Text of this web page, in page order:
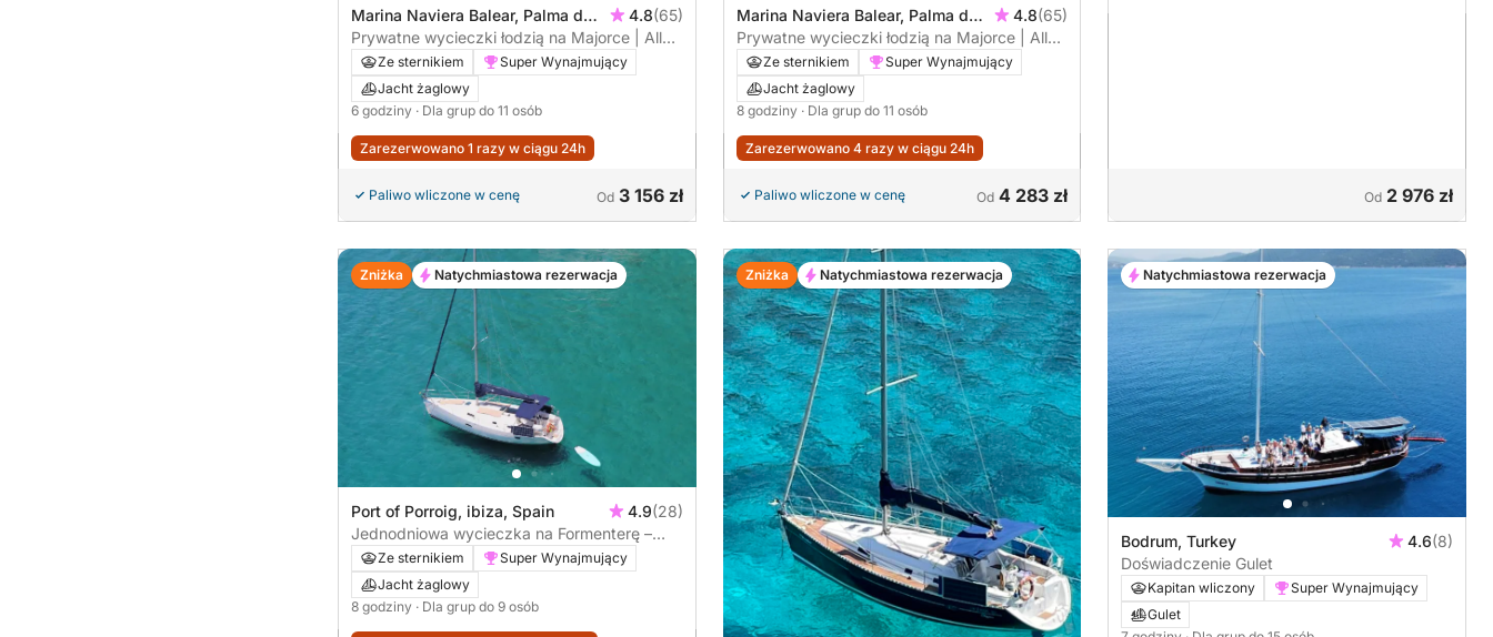
Marina Naviera Balear, Palma de
Mallorca, Hiszpania
4.8(65)
Prywatne wycieczki łodzią na Majorce | All
inclusive i zabawki wodne – Rozszerzona 6-
godzinna wycieczka (K6)
Ze sternikiem
Super Wynajmujący
Jacht żaglowy
6 godziny · Dla grup do 11 osób
Zarezerwowano 1 razy w ciągu 24h
Paliwo wliczone w cenę Od 3 156 zł
Marina Naviera Balear, Palma de
Mallorca, Hiszpania
4.8(65)
Prywatne wycieczki łodzią na Majorce | All
Inclusive i zabawki wodne – 8-godzinna,
całodniowa wycieczka (K8)
Ze sternikiem
Super Wynajmujący
Jacht żaglowy
8 godziny · Dla grup do 11 osób
Zarezerwowano 4 razy w ciągu 24h
Paliwo wliczone w cenę Od 4 283 zł Od 2 976 zł
Port of Porroig, ibiza, Spain 4.9(28)
Jednodniowa wycieczka na Formenterę –
odkryj najlepsze miejsca
Ze sternikiem
Super Wynajmujący
Jacht żaglowy
8 godziny · Dla grup do 9 osób
Zniżka Natychmiastowa rezerwacja Zniżka Natychmiastowa rezerwacja
Bodrum, Turkey 4.6(8)
Doświadczenie Gulet
Kapitan wliczony
Super Wynajmujący
Gulet
Natychmiastowa rezerwacja